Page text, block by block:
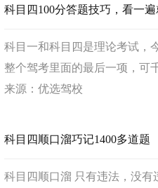
科目四100分答题技巧，看一遍
科目一和科目四是理论考试，
整个驾考里面的最后一项，可
来源：优选驾校
科目四顺口溜巧记1400多道题
科目四顺口溜 只有违法，没